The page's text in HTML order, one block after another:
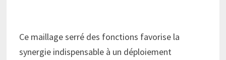
Ce maillage serré des fonctions favorise la
synergie indispensable à un déploiement